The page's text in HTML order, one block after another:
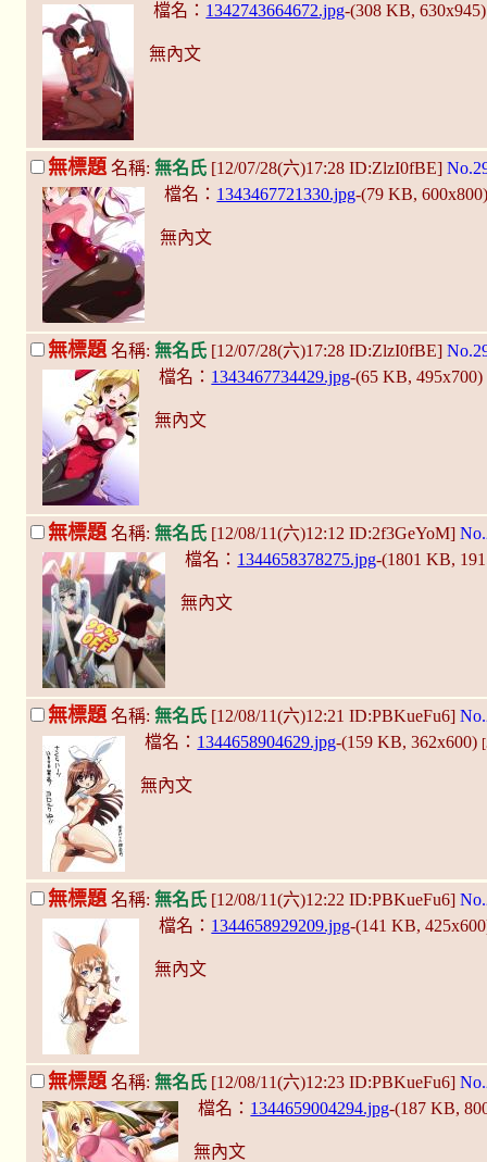
檔名： 1342743664672.jpg-(308 KB,
無內文
無標題 名稱: 無名氏 [12/07/28(六)17:28 ID:ZlzI0fBE]
檔名： 1343467721330.jpg-(79 KB,
無內文
無標題 名稱: 無名氏 [12/07/28(六)17:28 ID:ZlzI0fBE]
檔名： 1343467734429.jpg-(65 KB, 495x700)
無內文
無標題 名稱: 無名氏 [12/08/11(六)12:12 ID:2f3GeYoM]
檔名： 1344658378275.jpg-(1801 KB,
無內文
無標題 名稱: 無名氏 [12/08/11(六)12:21 ID:PBKueFu6]
檔名： 1344658904629.jpg-(159 KB, 362x600)
無內文
無標題 名稱: 無名氏 [12/08/11(六)12:22 ID:PBKueFu6]
檔名： 1344658929209.jpg-(141 KB,
無內文
無標題 名稱: 無名氏 [12/08/11(六)12:23 ID:PBKueFu6]
檔名： 1344659004294.jpg-(187 KB,
無內文